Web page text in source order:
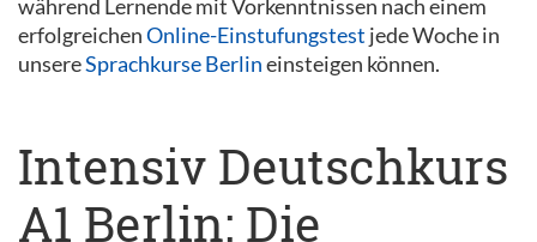
während Lernende mit Vorkenntnissen nach einem
erfolgreichenOnline-Einstufungstest jede Woche in
unsereSprachkurse Berlineinsteigen können.
Intensiv Deutschkurs
A1 Berlin: Die